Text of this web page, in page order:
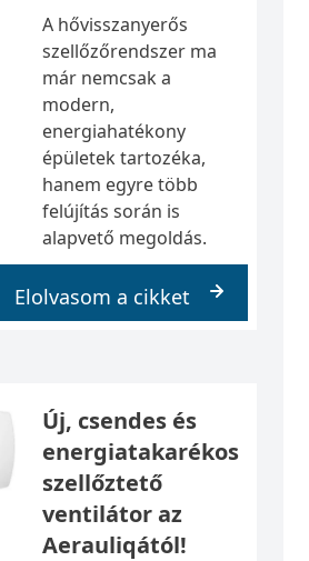
A hővisszanyerős
szellőzőrendszer ma
már nemcsak a
modern,
energiahatékony
épületek tartozéka,
hanem egyre több
felújítás során is
alapvető megoldás.
Elolvasom a cikket
Új, csendes és
energiatakarékos
szellőztető
ventilátor az
Aerauliqától!